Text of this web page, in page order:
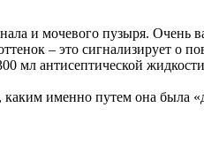
и мочевого пузыря. Очень
– это сигнализирует о
мл антисептической
каким именно путем она была